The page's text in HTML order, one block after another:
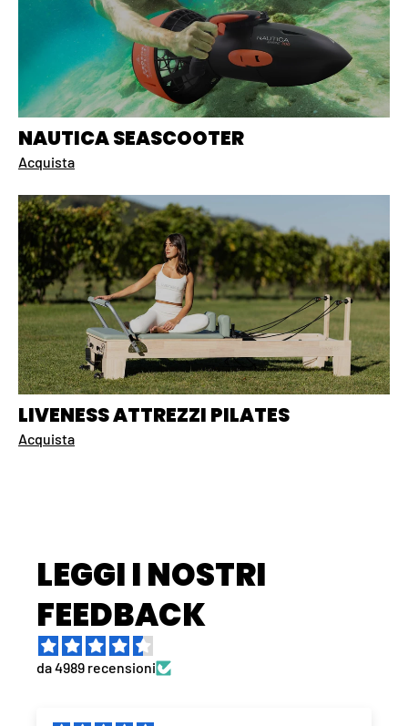
NAUTICA SEASCOOTER
Acquista
LIVENESS ATTREZZI PILATES
Acquista
LEGGI I NOSTRI
FEEDBACK
da 4989 recensioni